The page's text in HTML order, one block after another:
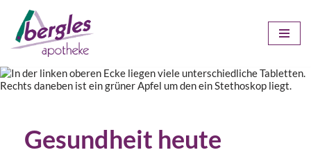
Zum
springen
Gesundheit heute